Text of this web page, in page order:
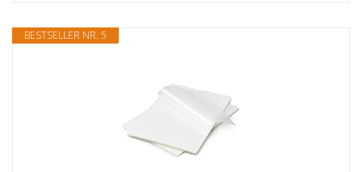
BESTSELLER NR. 5